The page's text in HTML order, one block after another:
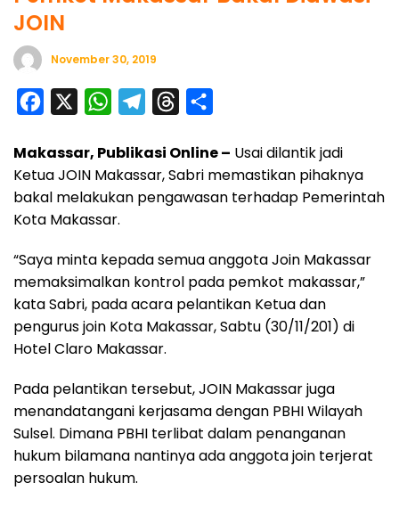
JOIN
November 30, 2019
c
e
b
o
k
W
a
t
s
p
p
l
e
g
a
m
r
e
a
s
a
r
e
Makassar, Publikasi Online – Usai dilantik jadi
Ketua JOIN Makassar, Sabri memastikan pihaknya
bakal melakukan pengawasan terhadap Pemerintah
Kota Makassar.
“Saya minta kepada semua anggota Join Makassar
memaksimalkan kontrol pada pemkot makassar,”
kata Sabri, pada acara pelantikan Ketua dan
pengurus join Kota Makassar, Sabtu (30/11/201) di
Hotel Claro Makassar.
Pada pelantikan tersebut, JOIN Makassar juga
menandatangani kerjasama dengan PBHI Wilayah
Sulsel. Dimana PBHI terlibat dalam penanganan
hukum bilamana nantinya ada anggota join terjerat
persoalan hukum.